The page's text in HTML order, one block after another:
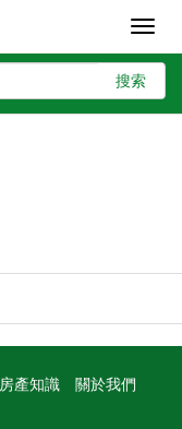
搜索
房產知識
關於我們